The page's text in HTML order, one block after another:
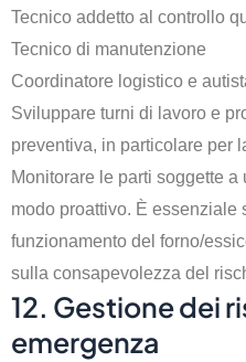
Tecnico addetto al controllo
Tecnico di manutenzione
Coordinatore logistico e
Sviluppare turni di lavoro e
preventiva, in particolare per
Monitorare le parti soggette
modo proattivo. È essenziale
funzionamento del forno/
sulla consapevolezza del
12. Gestione dei
emergenza